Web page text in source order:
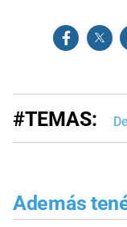
#TEMAS:
Además